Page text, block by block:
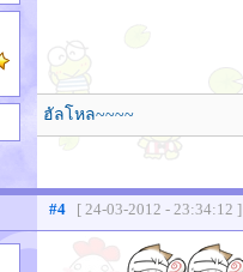
ฮัลโหล~~~~
#4 [ 24-03-2012 - 23:34:12 ]